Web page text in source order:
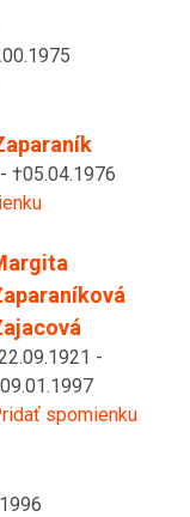
†05.04.1976
-
spomienku